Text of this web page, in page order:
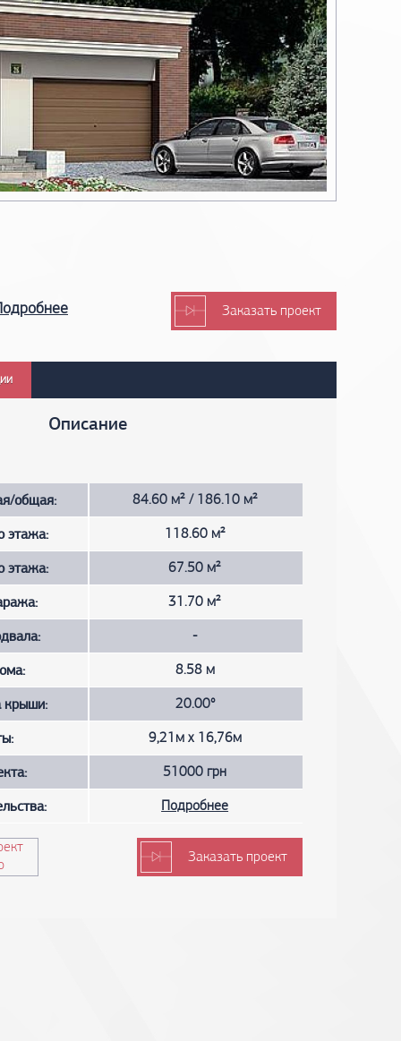
Заказать проект
Описание
общая: 84.60 м² / 186.10 м²
этажа: 118.60 м²
этажа: 67.50 м²
31.70 м²
-
8.58 м
крыши: 20.00°
9,21м х 16,76м
51000 грн
Подробнее
Заказать проект